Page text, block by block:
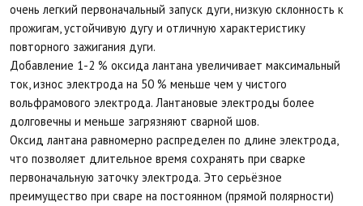
очень легкий первоначальный запуск дуги, низкую склонность к
прожигам, устойчивую дугу и отличную характеристику
повторного зажигания дуги.
Добавление 1-2 % оксида лантана увеличивает максимальный
ток, износ электрода на 50 % меньше чем у чистого
вольфрамового электрода. Лантановые электроды более
долговечны и меньше загрязняют сварной шов.
Оксид лантана равномерно распределен по длине электрода,
что позволяет длительное время сохранять при сварке
первоначальную заточку электрода. Это серьёзное
преимущество при сваре на постоянном (прямой полярности)